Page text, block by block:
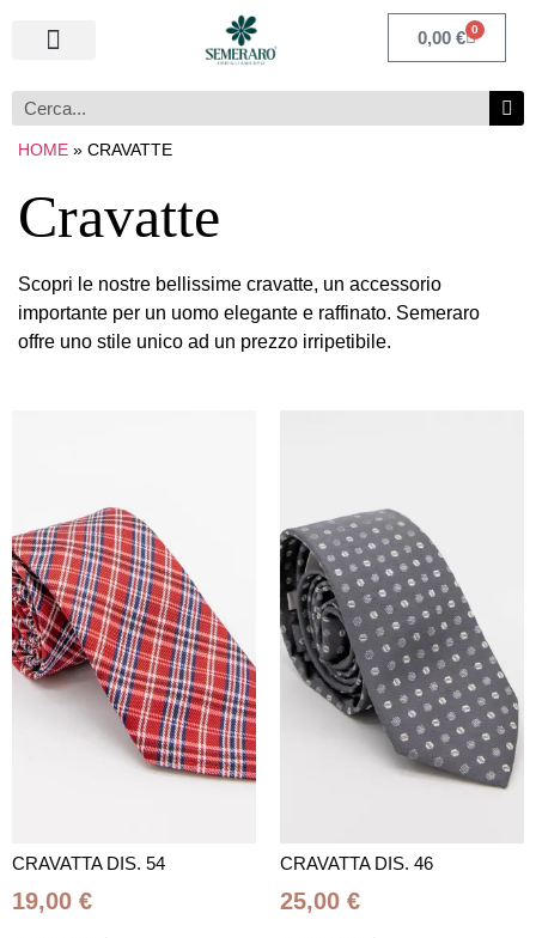
0,00 € 0
HOME » CRAVATTE
Cravatte
Scopri le nostre bellissime cravatte, un accessorio
importante per un uomo elegante e raffinato. Semeraro
offre uno stile unico ad un prezzo irripetibile.
CRAVATTA DIS. 54
19,00 €
CRAVATTA DIS. 46
25,00 €